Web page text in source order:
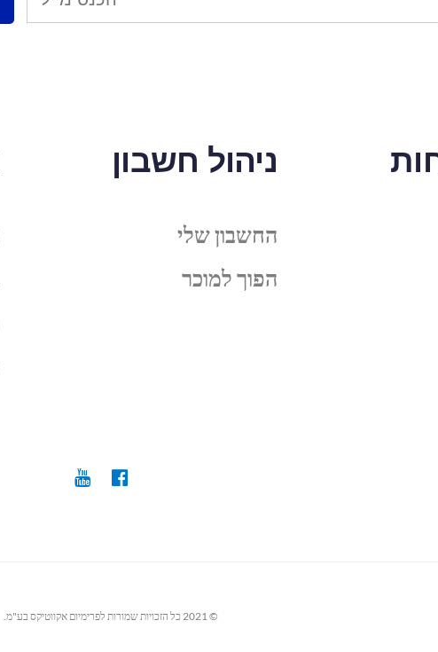
ניהול חשבון
החשבון שלי
הפוך למוכר
© 2021 כל הזכויות שמורות לפרימיום אקווטיקס בע"מ.